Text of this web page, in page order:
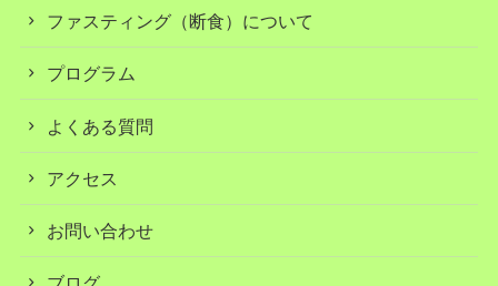
ファスティング（断食）について
プログラム
よくある質問
アクセス
お問い合わせ